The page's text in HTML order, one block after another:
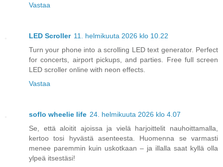
Vastaa
LED Scroller 11. helmikuuta 2026 klo 10.22
Turn your phone into a scrolling LED text generator. Perfect
for concerts, airport pickups, and parties. Free full screen
LED scroller online with neon effects.
Vastaa
soflo wheelie life 24. helmikuuta 2026 klo 4.07
Se, että aloitit ajoissa ja vielä harjoittelit nauhoittamalla,
kertoo tosi hyvästä asenteesta. Huomenna se varmasti
menee paremmin kuin uskotkaan – ja illalla saat kyllä olla
ylpeä itsestäsi!